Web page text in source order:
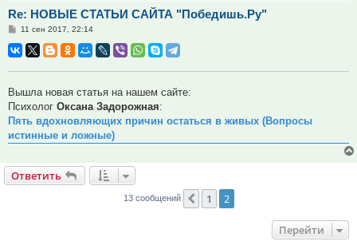
Re: НОВЫЕ СТАТЬИ САЙТА "Победишь.Ру"
Сообщение
11 сен 2017, 22:14
Вышла новая статья на нашем сайте:
Психолог Оксана Задорожная:
Пять вдохновляющих причин остаться в живых (Вопросы
истинные и ложные)
Ответить
13 сообщений Пред.
1 2
Перейти